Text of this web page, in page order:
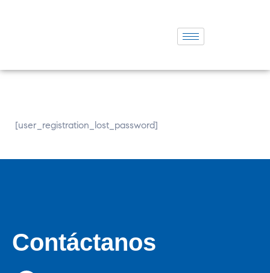
[user_registration_lost_password]
Contáctanos